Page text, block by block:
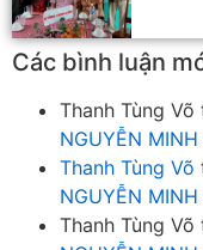
Các bình luận
Thanh Tùng Võ
NGUYỄN MINH
Thanh Tùng Võ
NGUYỄN MINH
Thanh Tùng Võ